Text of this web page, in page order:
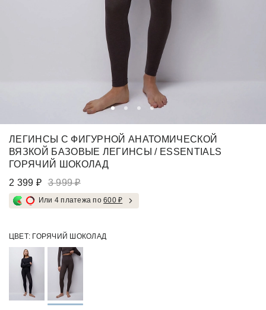
ЛЕГИНСЫ С ФИГУРНОЙ АНАТОМИЧЕСКОЙ
ВЯЗКОЙ БАЗОВЫЕ ЛЕГИНСЫ / ESSENTIALS
ГОРЯЧИЙ ШОКОЛАД
2 399 ₽
3 999 ₽
Или 4 платежа по600 ₽
ЦВЕТ: ГОРЯЧИЙ ШОКОЛАД